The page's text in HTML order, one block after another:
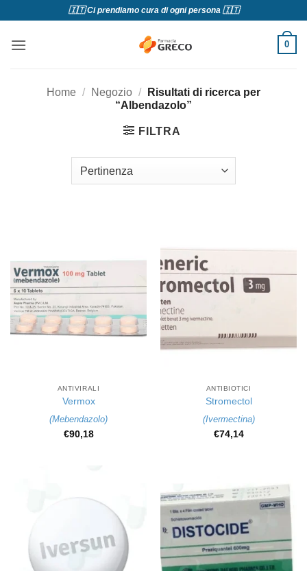
contenuti
🇮🇹 Ci prendiamo cura di ogni persona 🇮🇹
0
Home / Negozio /
Risultati di ricerca per
“Albendazolo”
FILTRA
ANTIVIRALI
Vermox
(Mebendazolo)
€90,18
ANTIBIOTICI
Stromectol
(Ivermectina)
€74,14